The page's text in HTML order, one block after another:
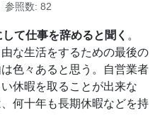
参照数: 82
て仕事を辞めると聞く 。
な生活をするための最後の
色々あると思う。自営業者
休暇を取ることが出来な
何十年も長期休暇などを持